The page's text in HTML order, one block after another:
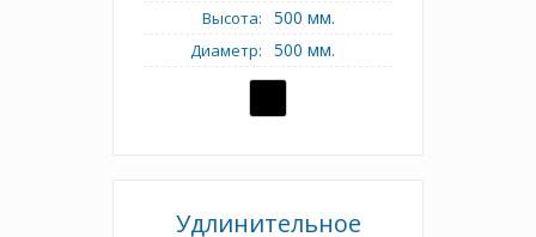
Высота: 500 мм.
Диаметр: 500 мм.
Удлинительное